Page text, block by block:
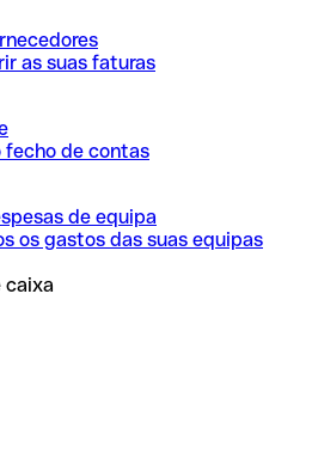
as suas faturas
de contas
de equipa
os gastos das suas equipas
caixa